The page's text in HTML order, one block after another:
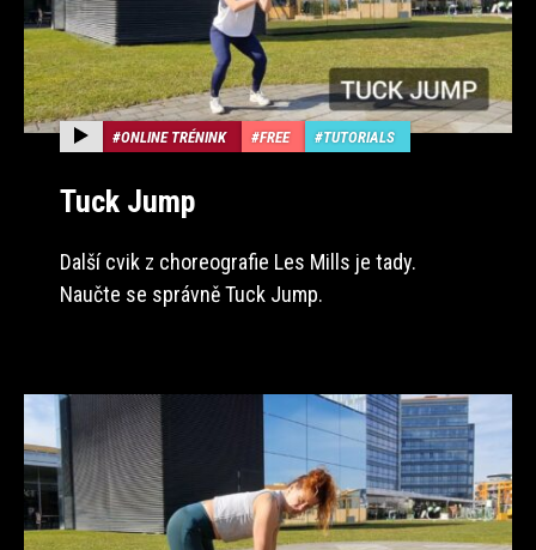
ONLINE TRÉNINK FREE TUTORIALS
Tuck Jump
Další cvik z choreografie Les Mills je tady.
Naučte se správně Tuck Jump.